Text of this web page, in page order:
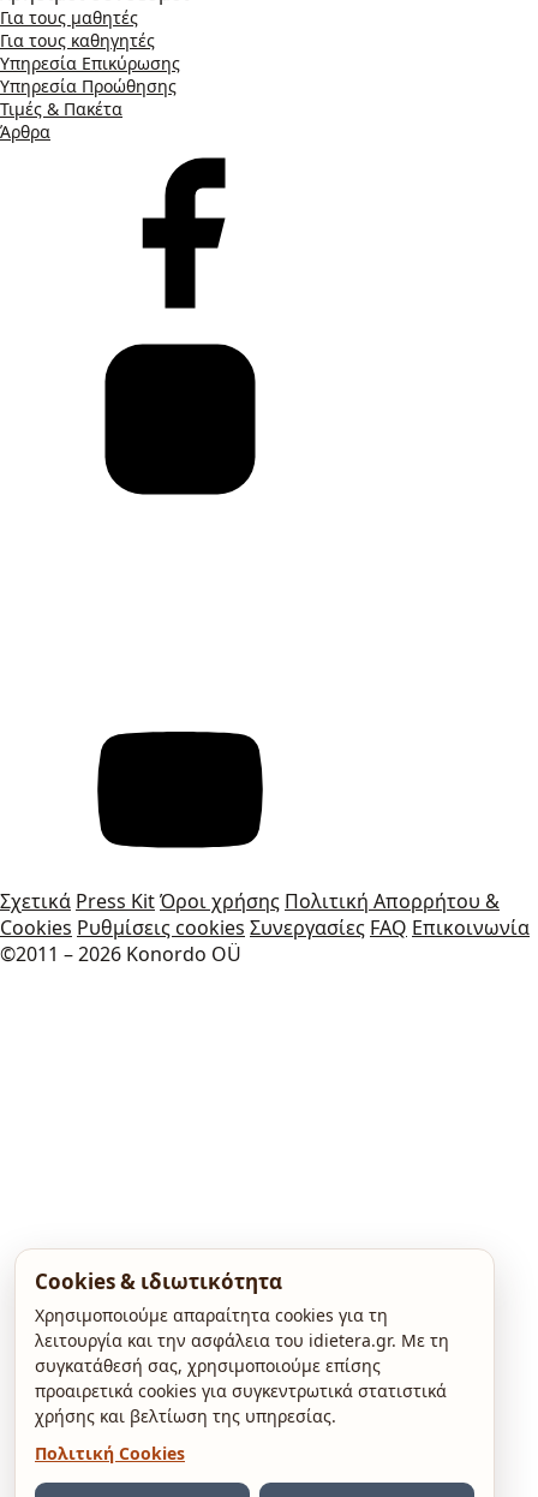
Για τους μαθητές
Για τους καθηγητές
Υπηρεσία Επικύρωσης
Υπηρεσία Προώθησης
Τιμές & Πακέτα
Άρθρα
Σχετικά Press KitΌροι χρήσης Πολιτική Απορρήτου &
Cookies Ρυθμίσεις cookies Συνεργασίες FAQ Επικοινωνία
©2011 – 2026 Konordo OÜ
Cookies & ιδιωτικότητα
Χρησιμοποιούμε απαραίτητα cookies για τη
λειτουργία και την ασφάλεια του idietera.gr. Με τη
συγκατάθεσή σας, χρησιμοποιούμε επίσης
προαιρετικά cookies για συγκεντρωτικά στατιστικά
χρήσης και βελτίωση της υπηρεσίας.
Πολιτική Cookies